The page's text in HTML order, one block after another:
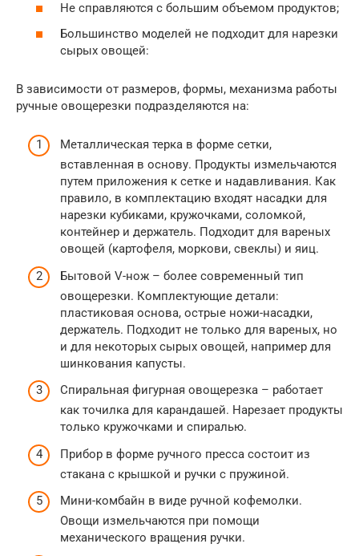
Не справляются с большим объемом продуктов;
Большинство моделей не подходит для нарезки
сырых овощей:
В зависимости от размеров, формы, механизма работы
ручные овощерезки подразделяются на:
Металлическая терка в форме сетки,
вставленная в основу. Продукты измельчаются
путем приложения к сетке и надавливания. Как
правило, в комплектацию входят насадки для
нарезки кубиками, кружочками, соломкой,
контейнер и держатель. Подходит для вареных
овощей (картофеля, моркови, свеклы) и яиц.
Бытовой V-нож – более современный тип
овощерезки. Комплектующие детали:
пластиковая основа, острые ножи-насадки,
держатель. Подходит не только для вареных, но
и для некоторых сырых овощей, например для
шинкования капусты.
Спиральная фигурная овощерезка – работает
как точилка для карандашей. Нарезает продукты
только кружочками и спиралью.
Прибор в форме ручного пресса состоит из
стакана с крышкой и ручки с пружиной.
Мини-комбайн в виде ручной кофемолки.
Овощи измельчаются при помощи
механического вращения ручки.